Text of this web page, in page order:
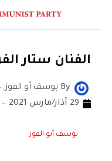
الفنان ستار
By بوسف أو الفوز
29 آذار/مارس 2021
يوسف أبو الفوز